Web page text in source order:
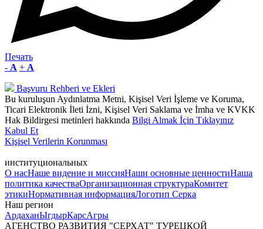
Печать
- A + A
Başvuru Rehberi ve Ekleri
Bu kuruluşun Aydınlatma Metni, Kişisel Veri İşleme ve Koruma,
Ticari Elektronik İleti İzni, Kişisel Veri Saklama ve İmha ve KVKK
Hak Bildirgesi metinleri hakkında Bilgi Almak İçin Tıklayınız
Kabul Et
Kişisel Verilerin Korunması
институциональных
О насНаше видение и миссияНаши основные ценностиНаша
политика качестваОрганизационная структураКомитет
этикиНормативная информацияЛоготип Серка
Наш регион
АрдаханЫгдырКарсАгры
АГЕНСТВО РАЗВИТИЯ "СЕРХАТ" ТУРЕЦКОЙ